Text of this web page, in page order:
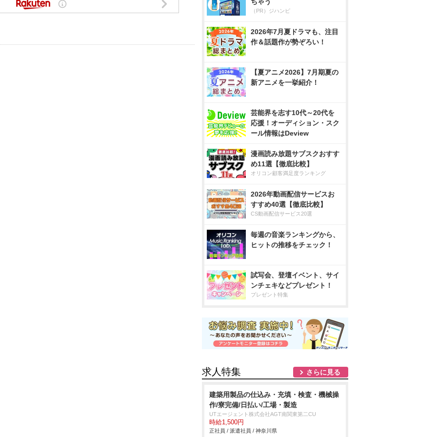
（PR）ジハンピ
2026年7月夏ドラマも、注目
作＆話題作が勢ぞろい！
【夏アニメ2026】7月期夏の
新アニメを一挙紹介！
芸能界を志す10代～20代を
応援！オーディション・スク
ール情報はDeview
漫画読み放題サブスクおすす
め11選【徹底比較】
オリコン顧客満足度ランキング
2026年動画配信サービスお
すすめ40選【徹底比較】
CS動画配信サービス20選
毎週の音楽ランキングから、
ヒットの推移をチェック！
試写会、登壇イベント、サイ
ンチェキなどプレゼント！
プレゼント特集
求人特集 さらに見る
建築用製品の仕込み・充填・検査・機械操
作/寮完備/日払い/工場・製造
UTエージェント株式会社AGT南関東第二CU
時給1,500円
正社員 / 派遣社員 / 神奈川県